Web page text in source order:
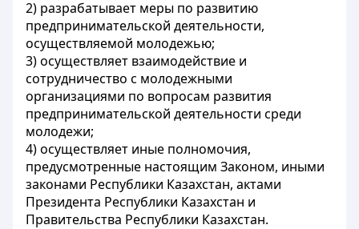
2) разрабатывает меры по развитию
предпринимательской деятельности,
осуществляемой молодежью;
3) осуществляет взаимодействие и
сотрудничество с молодежными
организациями по вопросам развития
предпринимательской деятельности среди
молодежи;
4) осуществляет иные полномочия,
предусмотренные настоящим Законом, иными
законами Республики Казахстан, актами
Президента Республики Казахстан и
Правительства Республики Казахстан.